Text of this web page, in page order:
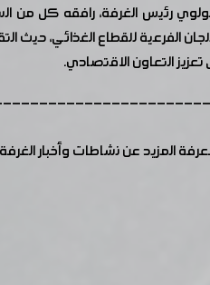
رئيس الغرفة، رافقه كل من
الفرعية للقطاع الغذائي، حيث
التعاون الاقتصادي.
المزيد عن نشاطات وأخبار